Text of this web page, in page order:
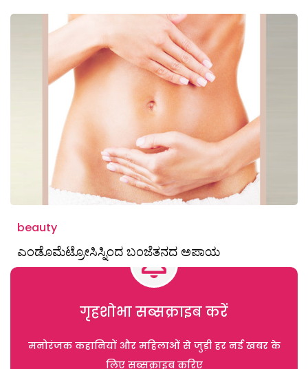
beauty
ಎಂಡೊಮೆಟ್ರೋಸಿಸ್ನಿಂದ ಬಂಜೆತನದ ಅಪಾಯ
गृहशोभा सब्सक्राइब करें
मनोरंजक कहानियों और महिलाओं से जुड़ी हर नई खबर के
लिए सब्सक्राइब करिए